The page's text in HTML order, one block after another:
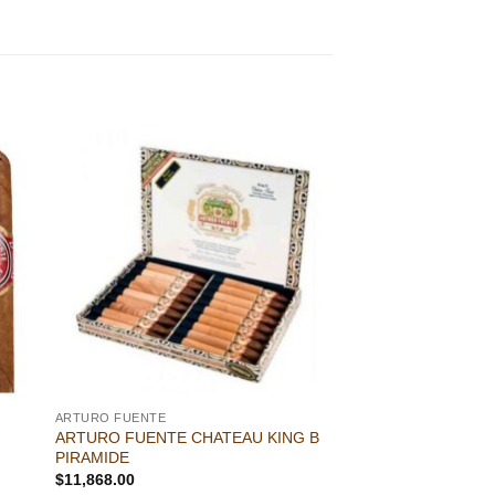
Añadir
a la
lista de
deseos
ARTURO FUENTE
ARTURO FUENTE CHATEAU KING B
PIRAMIDE
$11,868.00